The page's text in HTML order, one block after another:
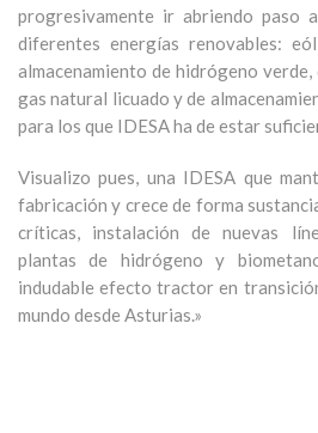
progresivamente ir abriendo paso
diferentes energías renovables:
almacenamiento de hidrógeno
gas natural licuado y de
para los que IDESA ha de estar
Visualizo pues, una IDESA que
fabricación y crece de forma
críticas, instalación de nuevas
plantas de hidrógeno y
indudable efecto tractor en
mundo desde Asturias.»